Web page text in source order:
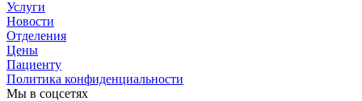
Услуги
Новости
Отделения
Цены
Пациенту
Политика конфиденциальности
Мы в соцсетях